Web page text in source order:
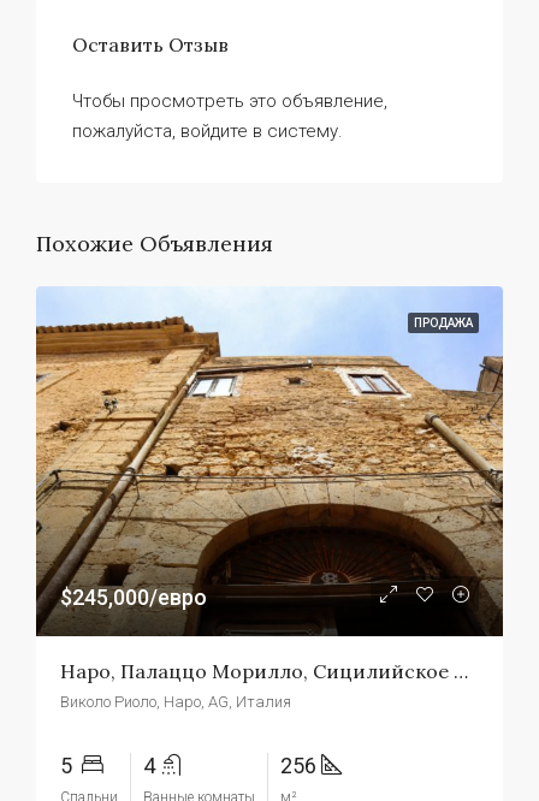
Оставить Отзыв
Чтобы просмотреть это объявление,
пожалуйста, войдите в систему.
Похожие Объявления
ПРОДАЖА
$245,000/евро
Наро, Палаццо Морилло, Сицилийское Барокко В Его Максимальном Выражении
Виколо Риоло, Наро, AG, Италия
5
Спальни
4
Ванные комнаты
256
м²